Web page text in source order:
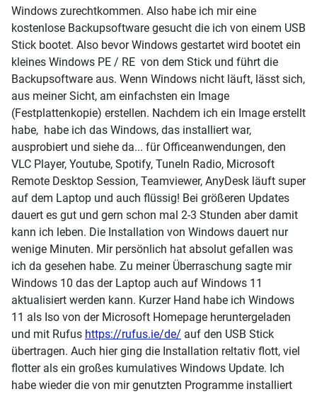
Windows zurechtkommen. Also habe ich mir eine
kostenlose Backupsoftware gesucht die ich von einem USB
Stick bootet. Also bevor Windows gestartet wird bootet ein
kleines Windows PE / RE von dem Stick und führt die
Backupsoftware aus. Wenn Windows nicht läuft, lässt sich,
aus meiner Sicht, am einfachsten ein Image
(Festplattenkopie) erstellen. Nachdem ich ein Image erstellt
habe, habe ich das Windows, das installiert war,
ausprobiert und siehe da... für Officeanwendungen, den
VLC Player, Youtube, Spotify, TuneIn Radio, Microsoft
Remote Desktop Session, Teamviewer, AnyDesk läuft super
auf dem Laptop und auch flüssig! Bei größeren Updates
dauert es gut und gern schon mal 2-3 Stunden aber damit
kann ich leben. Die Installation von Windows dauert nur
wenige Minuten. Mir persönlich hat absolut gefallen was
ich da gesehen habe. Zu meiner Überraschung sagte mir
Windows 10 das der Laptop auch auf Windows 11
aktualisiert werden kann. Kurzer Hand habe ich Windows
11 als Iso von der Microsoft Homepage heruntergeladen
und mit Rufus https://rufus.ie/de/ auf den USB Stick
übertragen. Auch hier ging die Installation reltativ flott, viel
flotter als ein großes kumulatives Windows Update. Ich
habe wieder die von mir genutzten Programme installiert